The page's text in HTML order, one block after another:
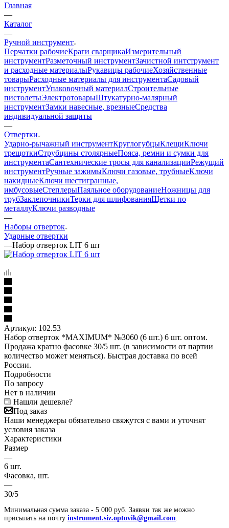
Главная
—
Каталог
—
Ручной инструмент
Перчатки рабочиеКраги сварщикаИзмерительный
инструментРазметочный инструментЗачистной интструмент
и расходные материалыРукавицы рабочиеХозяйственные
товарыРасходные материалы для инструментаСадовый
инструментУпаковочный материалСтроительные
пистолетыЭлектротоварыШтукатурно-малярный
инструментЗамки навесные, врезныеСредства
индивидуальной защиты
—
Отвертки
Ударно-рычажный инструментКруглогубцыКлещиКлючи
трещоткиСтрубцины столярныеПояса, ремни и сумки для
инструментаСантехнические тросы для канализацииРежущий
инструментРучные зажимыКлючи газовые, трубныеКлючи
накидныеКлючи шестигранные,
имбусовыеСтеплерыПаяльное оборудованиеНожницы для
трубЗаклепочникиТерки для шлифованияЩетки по
металлуКлючи разводные
—
Наборы отверток
Ударные отвертки
—Набор отверток LIT 6 шт
Артикул: 102.53
Набор отверток *MAXIMUM* №3060 (6 шт.) 6 шт. оптом.
Продажа кратно фасовке 30/5 шт. (в зависимости от партии
количество может меняться). Быстрая доставка по всей
России.
Подробности
По запросу
Нет в наличии
Нашли дешевле?
Под заказ
Наши менеджеры обязательно свяжутся с вами и уточнят
условия заказа
Характеристики
Размер
—
6 шт.
Фасовка, шт.
—
30/5
Минимальная сумма заказа - 5 000 руб. Заявки так же можно
присылать на почту instrument.siz.optovik@gmail.com